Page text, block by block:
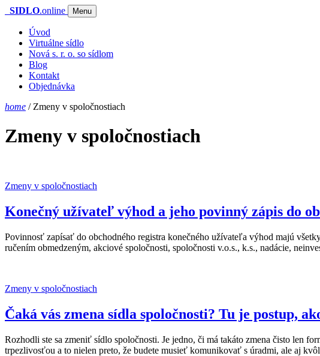
SIDLO.online Menu
Úvod
Virtuálne sídlo
Nová s. r. o. so sídlom
Blog
Kontakt
Objednávka
home / Zmeny v spoločnostiach
Zmeny v spoločnostiach
Zmeny v spoločnostiach
Konečný užívateľ výhod a jeho povinný zápis do
Povinnosť zapísať do obchodného registra konečného užívateľa výhod majú
ručením obmedzeným, akciové spoločnosti, spoločnosti v.o.s., k.s., nadácie,
Zmeny v spoločnostiach
Čaká vás zmena sídla spoločnosti? Tu je postup,
Rozhodli ste sa zmeniť sídlo spoločnosti. Je jedno, či má takáto zmena čisto len
trpezlivosťou a to nielen preto, že budete musieť komunikovať s úradmi, ale aj